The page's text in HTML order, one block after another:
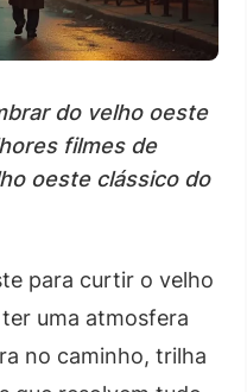
do velho oeste
filmes de
oeste clássico do
para curtir o velho
uma atmosfera
no caminho, trilha